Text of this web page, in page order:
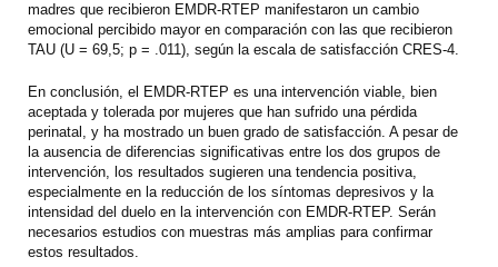
madres que recibieron EMDR-RTEP manifestaron un cambio
emocional percibido mayor en comparación con las que recibieron
TAU (U = 69,5; p = .011), según la escala de satisfacción CRES-4.
En conclusión, el EMDR-RTEP es una intervención viable, bien
aceptada y tolerada por mujeres que han sufrido una pérdida
perinatal, y ha mostrado un buen grado de satisfacción. A pesar de
la ausencia de diferencias significativas entre los dos grupos de
intervención, los resultados sugieren una tendencia positiva,
especialmente en la reducción de los síntomas depresivos y la
intensidad del duelo en la intervención con EMDR-RTEP. Serán
necesarios estudios con muestras más amplias para confirmar
estos resultados.